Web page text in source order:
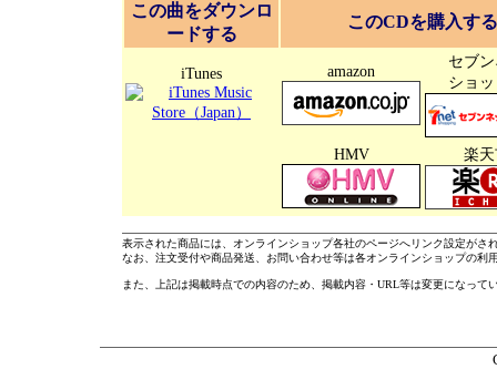
この曲をダウンロ
ードする
このCDを購入する
iTunes amazon
セブ
ショ
HMV 楽
表示された商品には、オンラインショップ各社のページへリンク設定がさ
なお、注文受付や商品発送、お問い合わせ等は各オンラインショップの利
また、上記は掲載時点での内容のため、掲載内容・URL等は変更になって